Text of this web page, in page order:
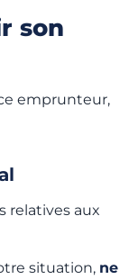
son
emprunteur,
relatives aux
situation, ne